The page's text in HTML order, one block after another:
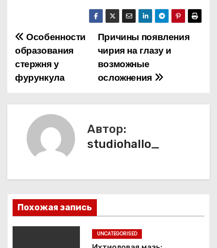
Н
а
в
и
и
я
п
Причины появления
чирия на глазу и
возможные
осложнения
Особенности
образования
стержня у
фурункула
Автор:
studiohallo_
Похожая запись
UNCATEGORISED